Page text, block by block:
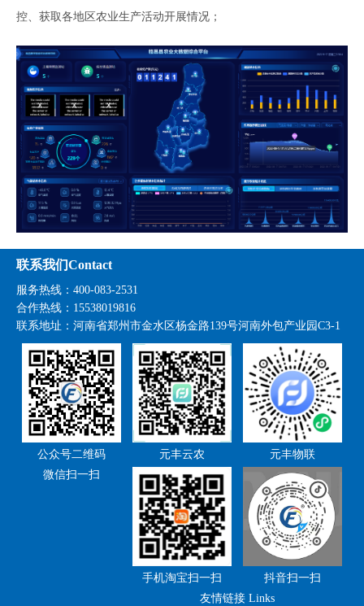
控、获取各地区农业生产活动开展情况；
联系我们Contact
服务热线：400-083-2531
合作热线：15538019816
联系地址： 河南省郑州市金水区杨金路139号河南外包产业园C3-1
公众号二维码
微信扫一扫
元丰云农 元丰物联
手机淘宝扫一扫
抖音扫一扫
友情链接 Links